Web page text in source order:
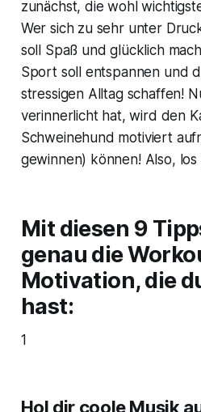
zunächst, die wohl
Wer sich zu sehr unter
soll Spaß und glücklich
Sport soll entspannen und
stressigen Alltag schaffen!
verinnerlicht hat, wird den
Schweinehund motiviert
gewinnen) können! Also, los
Mit diesen 9
genau die
Motivation, die
hast:
1
Hol dir coole Musik